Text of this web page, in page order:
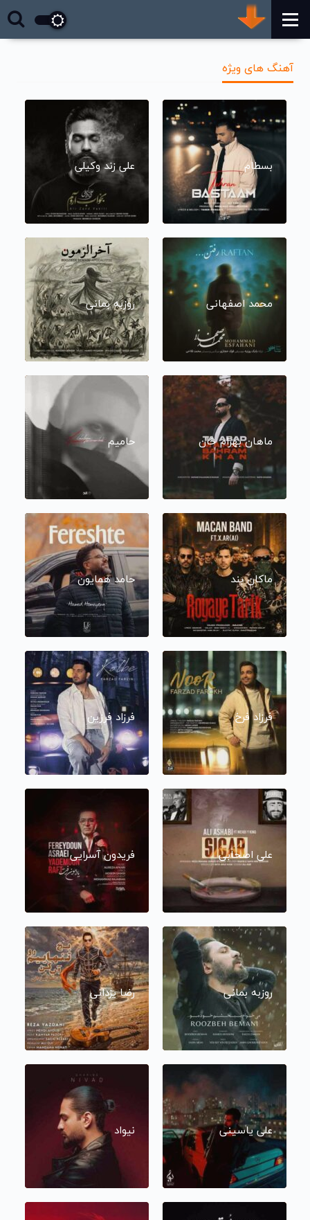
آهنگ های ویژه
بسطام علی زند وکیلی
محمد اصفهانی روزبه بمانی
ماهان بهرام خان حامیم
ماکان بند حامد همایون
فرزاد فرخ فرزاد فرزین
علی اصحابی فریدون آسرایی
روزبه بمانی رضا یزدانی
علی یاسینی نیواد